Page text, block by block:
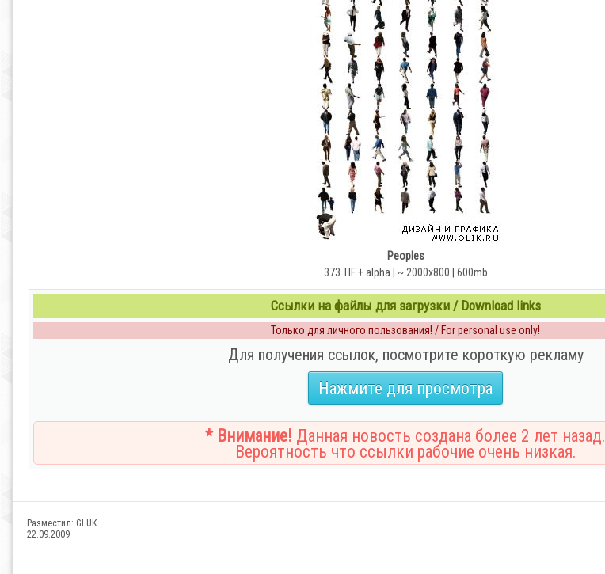
Peoples
373 TIF + alpha | ~ 2000x800 | 600mb
Ссылки на файлы для загрузки / Download links
Только для личного пользования! / For personal use only!
Для получения ссылок, посмотрите короткую рекламу
Нажмите для просмотра
* Внимание! Данная новость создана более 2 лет назад.
Вероятность что ссылки рабочие очень низкая.
Разместил: GLUK
22.09.2009